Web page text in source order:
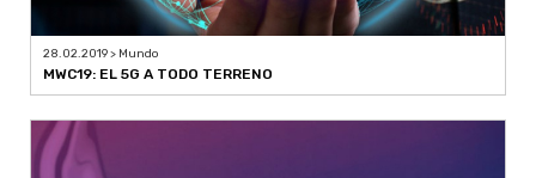
28.02.2019 > Mundo
MWC19: EL 5G A TODO TERRENO